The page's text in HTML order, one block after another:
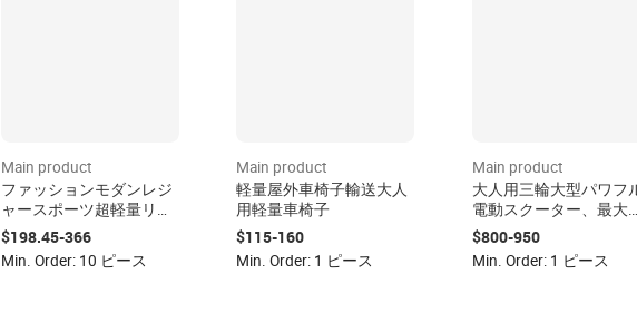
Main product
ファッションモダンレジ
ャースポーツ超軽量リジ
ッド車椅子
$198.45-366
Min. Order: 10 ピース
Main product
軽量屋外車椅子輸送大人
用軽量車椅子
$115-160
Min. Order: 1 ピース
Main product
大人用三輪大型パワフ
電動スクーター、最大積
載量120kg、取り外し可
能なバッテリー、折りた
たみ式アルミボディ
$800-950
Min. Order: 1 ピース